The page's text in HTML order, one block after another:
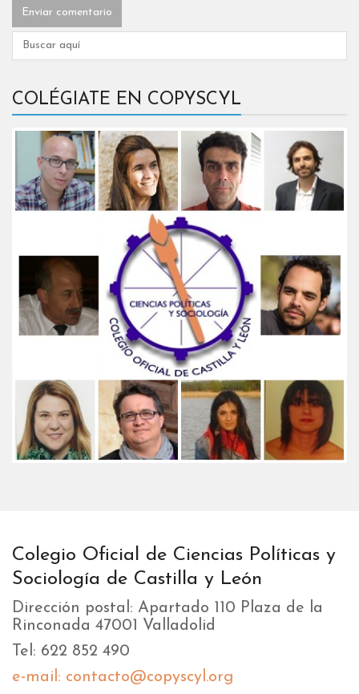
COLÉGIATE EN COPYSCYL
Colegio Oficial de Ciencias Políticas y
Sociología de Castilla y León
Dirección postal: Apartado 110 Plaza de la
Rinconada 47001 Valladolid
Tel: 622 852 490
e-mail: contacto@copyscyl.org